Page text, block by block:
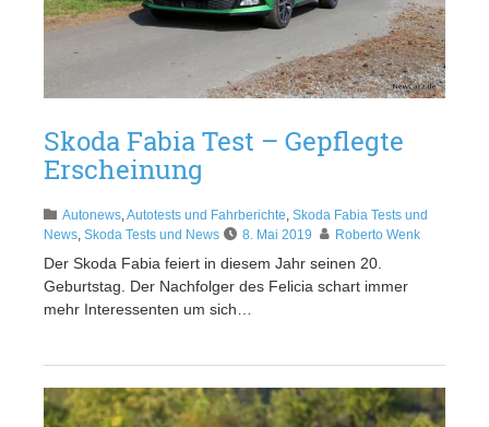
Skoda Fabia Test – Gepflegte
Erscheinung
Autonews,Autotests und Fahrberichte, Skoda Fabia Tests und
News, Skoda Tests und News 8. Mai 2019 Roberto Wenk
Der Skoda Fabia feiert in diesem Jahr seinen 20.
Geburtstag. Der Nachfolger des Felicia schart immer
mehr Interessenten um sich…